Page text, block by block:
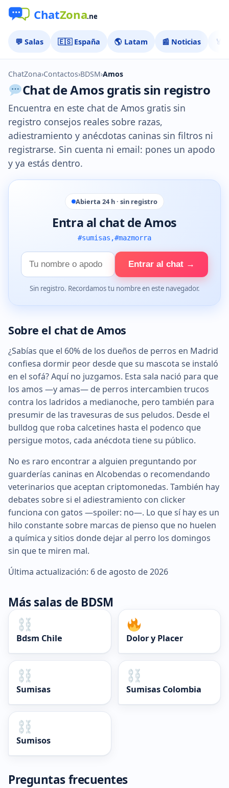
💬 Salas 🇪🇸 España 🌎 Latam 📰 Noticias 🏅
ChatZona›Contactos›BDSM›Amos
Chat de Amos gratis sin registro
Encuentra en este chat de Amos gratis sin
registro consejos reales sobre razas,
adiestramiento y anécdotas caninas sin filtros ni
registrarse. Sin cuenta ni email: pones un apodo
y ya estás dentro.
Abierta 24 h · sin registro
Entra al chat de Amos
#sumisas,#mazmorra
Tu
nombre
Entrar al chat →
Sin registro. Recordamos tu nombre en este navegador.
Sobre el chat de Amos
¿Sabías que el 60% de los dueños de perros en Madrid
confiesa dormir peor desde que su mascota se instaló
en el sofá? Aquí no juzgamos. Esta sala nació para que
los amos —y amas— de perros intercambien trucos
contra los ladridos a medianoche, pero también para
presumir de las travesuras de sus peludos. Desde el
bulldog que roba calcetines hasta el podenco que
persigue motos, cada anécdota tiene su público.
No es raro encontrar a alguien preguntando por
guarderías caninas en Alcobendas o recomendando
veterinarios que aceptan criptomonedas. También hay
debates sobre si el adiestramiento con clicker
funciona con gatos —spoiler: no—. Lo que sí hay es un
hilo constante sobre marcas de pienso que no huelen
a química y sitios donde dejar al perro los domingos
sin que te miren mal.
Última actualización: 6 de agosto de 2026
Más salas de BDSM
Bdsm Chile Dolor y Placer
Sumisas Sumisas Colombia
Sumisos
Preguntas frecuentes